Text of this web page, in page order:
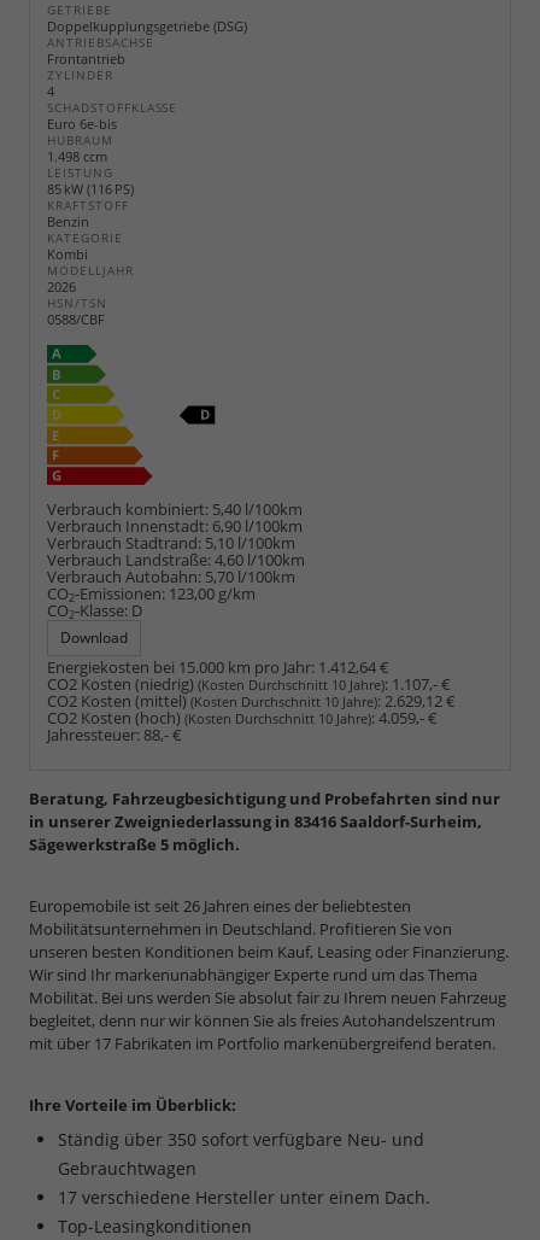
GETRIEBE
Doppelkupplungsgetriebe (DSG)
ANTRIEBSACHSE
Frontantrieb
ZYLINDER
4
SCHADSTOFFKLASSE
Euro 6e-bis
HUBRAUM
1.498 ccm
LEISTUNG
85 kW (116 PS)
KRAFTSTOFF
Benzin
KATEGORIE
Kombi
MODELLJAHR
2026
HSN/TSN
0588/CBF
Verbrauch kombiniert: 5,40 l/100km
Verbrauch Innenstadt: 6,90 l/100km
Verbrauch Stadtrand: 5,10 l/100km
Verbrauch Landstraße:4,60 l/100km
Verbrauch Autobahn: 5,70 l/100km
CO2-Emissionen: 123,00 g/km
CO2-Klasse: D
Download
Energiekosten bei 15.000 km pro Jahr: 1.412,64 €
CO2 Kosten (niedrig) (Kosten Durchschnitt 10 Jahre): 1.107,- €
CO2 Kosten (mittel) (Kosten Durchschnitt 10 Jahre):2.629,12 €
CO2 Kosten (hoch) (Kosten Durchschnitt 10 Jahre):4.059,- €
Jahressteuer: 88,- €
Beratung, Fahrzeugbesichtigung und Probefahrten sind nur
in unserer Zweigniederlassung in 83416 Saaldorf-Surheim,
Sägewerkstraße 5 möglich.
Europemobile ist seit 26 Jahren eines der beliebtesten
Mobilitätsunternehmen in Deutschland. Profitieren Sie von
unseren besten Konditionen beim Kauf, Leasing oder Finanzierung.
Wir sind Ihr markenunabhängiger Experte rund um das Thema
Mobilität. Bei uns werden Sie absolut fair zu Ihrem neuen Fahrzeug
begleitet, denn nur wir können Sie als freies Autohandelszentrum
mit über 17 Fabrikaten im Portfolio markenübergreifend beraten.
Ihre Vorteile im Überblick:
Ständig über 350 sofort verfügbare Neu- und
Gebrauchtwagen
17 verschiedene Hersteller unter einem Dach.
Top-Leasingkonditionen